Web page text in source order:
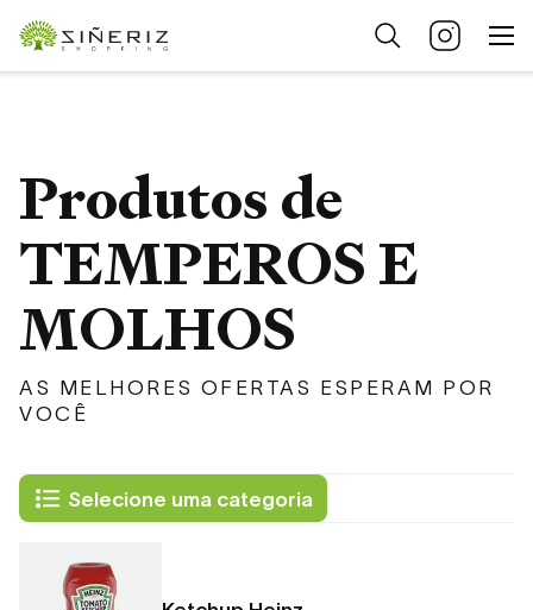
Produtos de
TEMPEROS E
MOLHOS
AS MELHORES OFERTAS ESPERAM POR
VOCÊ
Selecione uma categoria